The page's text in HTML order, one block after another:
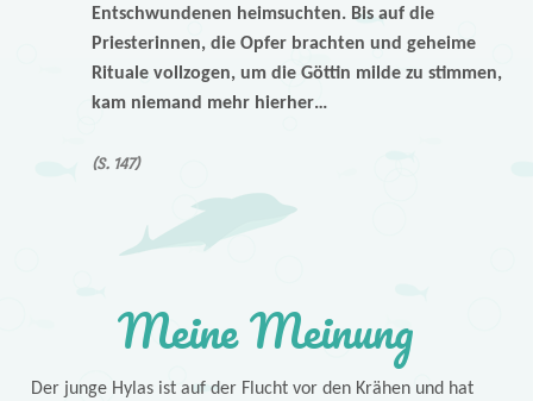
Entschwundenen heimsuchten. Bis auf die
Priesterinnen, die Opfer brachten und geheime
Rituale vollzogen, um die Göttin milde zu stimmen,
kam niemand mehr hierher…
(S. 147)
Meine Meinung
Der junge Hylas ist auf der Flucht vor den Krähen und hat